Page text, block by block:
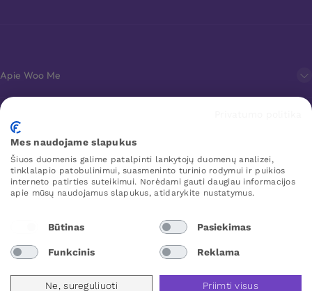
Apie Woo Me
Klientų aptarnavimas
Mėgstamiausi
WOO ME
Mes naudojame slapukus
Šiuos duomenis galime patalpinti lankytojų duomenų analizei,
tinklalapio patobulinimui, suasmeninto turinio rodymui ir puikios
interneto patirties suteikimui. Norėdami gauti daugiau informacijos
apie mūsų naudojamus slapukus, atidarykite nustatymus.
Būtinas Pasiekimas
Funkcinis Reklama
Ne, sureguliuoti Priimti visus